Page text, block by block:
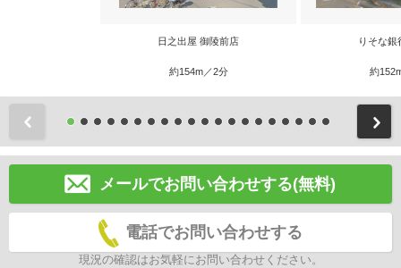
日之出屋 御陵前店
約154m／2分
りそな銀
約
メールでお問い合わせする(無料)
電話でお問い合わせする
現況の確認はお気軽にお問い合わせください。